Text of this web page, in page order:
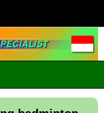
Yang Lengkap